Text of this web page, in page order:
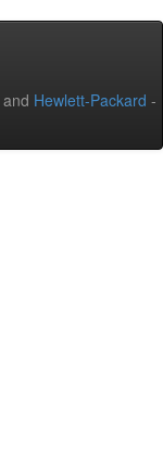
and Hewlett-Packard -